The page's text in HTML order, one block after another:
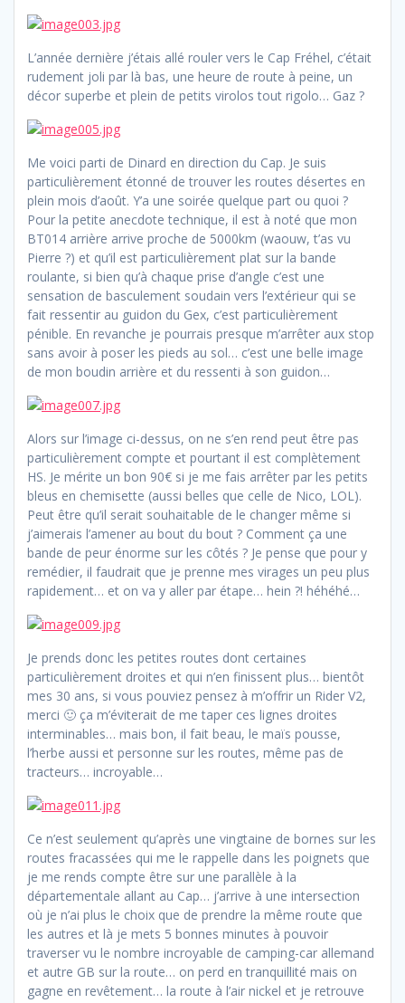
L’année dernière j’étais allé rouler vers le Cap Fréhel, c’était
rudement joli par là bas, une heure de route à peine, un
décor superbe et plein de petits virolos tout rigolo… Gaz ?
Me voici parti de Dinard en direction du Cap. Je suis
particulièrement étonné de trouver les routes désertes en
plein mois d’août. Y’a une soirée quelque part ou quoi ?
Pour la petite anecdote technique, il est à noté que mon
BT014 arrière arrive proche de 5000km (waouw, t’as vu
Pierre ?) et qu’il est particulièrement plat sur la bande
roulante, si bien qu’à chaque prise d’angle c’est une
sensation de basculement soudain vers l’extérieur qui se
fait ressentir au guidon du Gex, c’est particulièrement
pénible. En revanche je pourrais presque m’arrêter aux stop
sans avoir à poser les pieds au sol… c’est une belle image
de mon boudin arrière et du ressenti à son guidon…
Alors sur l’image ci-dessus, on ne s’en rend peut être pas
particulièrement compte et pourtant il est complètement
HS. Je mérite un bon 90€ si je me fais arrêter par les petits
bleus en chemisette (aussi belles que celle de Nico, LOL).
Peut être qu’il serait souhaitable de le changer même si
j’aimerais l’amener au bout du bout ? Comment ça une
bande de peur énorme sur les côtés ? Je pense que pour y
remédier, il faudrait que je prenne mes virages un peu plus
rapidement… et on va y aller par étape… hein ?! héhéhé…
Je prends donc les petites routes dont certaines
particulièrement droites et qui n’en finissent plus… bientôt
mes 30 ans, si vous pouviez pensez à m’offrir un Rider V2,
merci 🙂 ça m’éviterait de me taper ces lignes droites
interminables… mais bon, il fait beau, le maïs pousse,
l’herbe aussi et personne sur les routes, même pas de
tracteurs… incroyable…
Ce n’est seulement qu’après une vingtaine de bornes sur les
routes fracassées qui me le rappelle dans les poignets que
je me rends compte être sur une parallèle à la
départementale allant au Cap… j’arrive à une intersection
où je n’ai plus le choix que de prendre la même route que
les autres et là je mets 5 bonnes minutes à pouvoir
traverser vu le nombre incroyable de camping-car allemand
et autre GB sur la route… on perd en tranquillité mais on
gagne en revêtement… la route à l’air nickel et je retrouve